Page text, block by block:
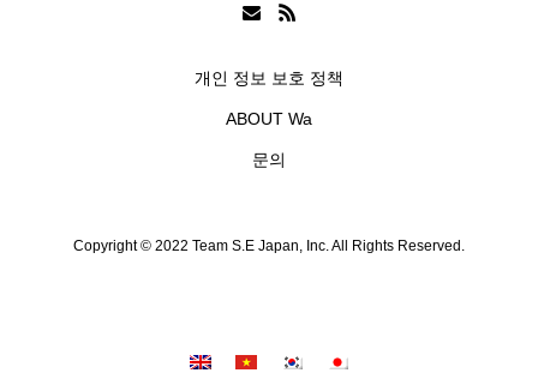
개인 정보 보호 정책
ABOUT Wa
문의
Copyright © 2022 Team S.E Japan, Inc. All Rights Reserved.